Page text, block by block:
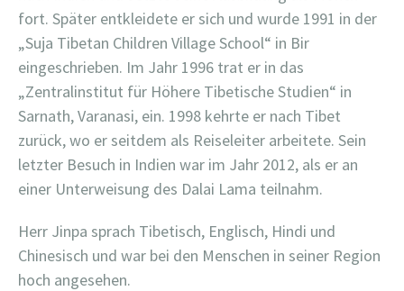
fort. Später entkleidete er sich und wurde 1991 in der
„Suja Tibetan Children Village School“ in Bir
eingeschrieben. Im Jahr 1996 trat er in das
„Zentralinstitut für Höhere Tibetische Studien“ in
Sarnath, Varanasi, ein. 1998 kehrte er nach Tibet
zurück, wo er seitdem als Reiseleiter arbeitete. Sein
letzter Besuch in Indien war im Jahr 2012, als er an
einer Unterweisung des Dalai Lama teilnahm.
Herr Jinpa sprach Tibetisch, Englisch, Hindi und
Chinesisch und war bei den Menschen in seiner Region
hoch angesehen.